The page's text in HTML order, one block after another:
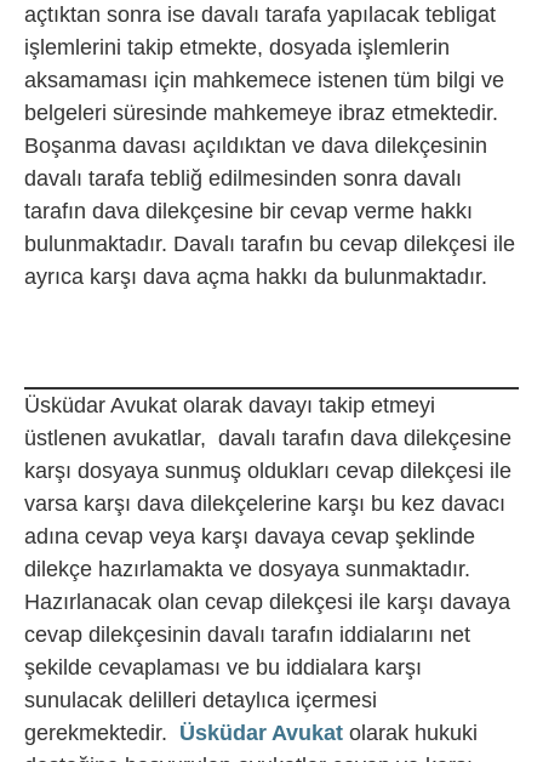
açtıktan sonra ise davalı tarafa yapılacak tebligat
işlemlerini takip etmekte, dosyada işlemlerin
aksamaması için mahkemece istenen tüm bilgi ve
belgeleri süresinde mahkemeye ibraz etmektedir.
Boşanma davası açıldıktan ve dava dilekçesinin
davalı tarafa tebliğ edilmesinden sonra davalı
tarafın dava dilekçesine bir cevap verme hakkı
bulunmaktadır. Davalı tarafın bu cevap dilekçesi ile
ayrıca karşı dava açma hakkı da bulunmaktadır.
Üsküdar Avukat olarak davayı takip etmeyi
üstlenen avukatlar, davalı tarafın dava dilekçesine
karşı dosyaya sunmuş oldukları cevap dilekçesi ile
varsa karşı dava dilekçelerine karşı bu kez davacı
adına cevap veya karşı davaya cevap şeklinde
dilekçe hazırlamakta ve dosyaya sunmaktadır.
Hazırlanacak olan cevap dilekçesi ile karşı davaya
cevap dilekçesinin davalı tarafın iddialarını net
şekilde cevaplaması ve bu iddialara karşı
sunulacak delilleri detaylıca içermesi
gerekmektedir. Üsküdar Avukat olarak hukuki